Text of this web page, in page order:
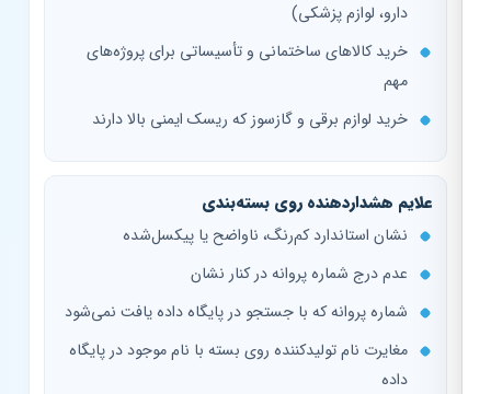
دارو، لوازم پزشکی)
خرید کالاهای ساختمانی و تأسیساتی برای پروژه‌های
خرید لوازم برقی و گازسوز که ریسک ایمنی بالا دارند
علایم هشداردهنده روی بسته‌بندی
نشان استاندارد کم‌رنگ، ناواضح یا پیکسل‌شده
عدم درج شماره پروانه در کنار نشان
شماره پروانه که با جستجو در پایگاه داده یافت نمی‌شود
مغایرت نام تولیدکننده روی بسته با نام موجود در پایگاه